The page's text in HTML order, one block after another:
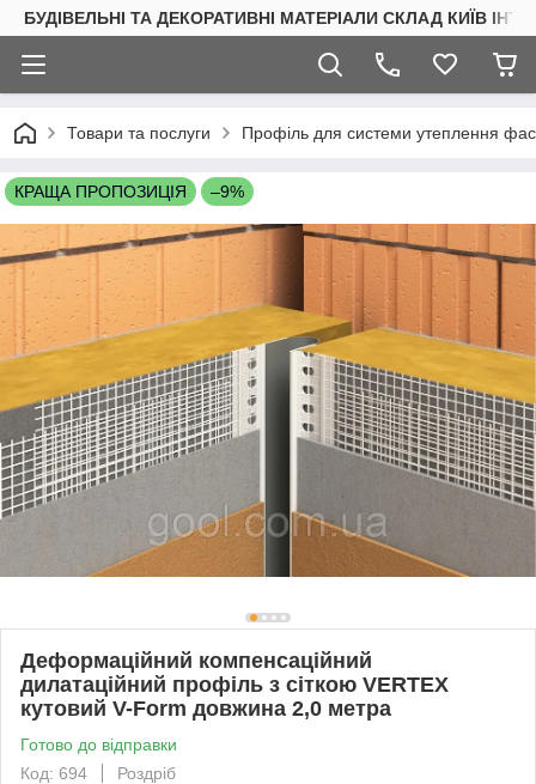
БУДІВЕЛЬНІ ТА ДЕКОРАТИВНІ МАТЕРІАЛИ СКЛАД КИЇВ
Товари та послуги Профіль для системи утеплення
КРАЩА ПРОПОЗИЦІЯ –9%
Деформаційний компенсаційний
дилатаційний профіль з сіткою VERTEX
кутовий V-Form довжина 2,0 метра
Готово до відправки
Код: 694
Роздріб